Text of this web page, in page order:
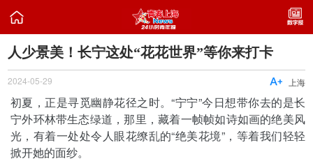

人少景美！长宁这处“花花世界”等你来打卡
2024-05-29 上海

初夏，正是寻觅幽静花径之时。“宁宁”今日想带你去的是长
宁外环林带生态绿道，那里，藏着一帧帧如诗如画的绝美风
光，有着一处处令人眼花缭乱的“绝美花境”，等着我们轻轻
掀开她的面纱。